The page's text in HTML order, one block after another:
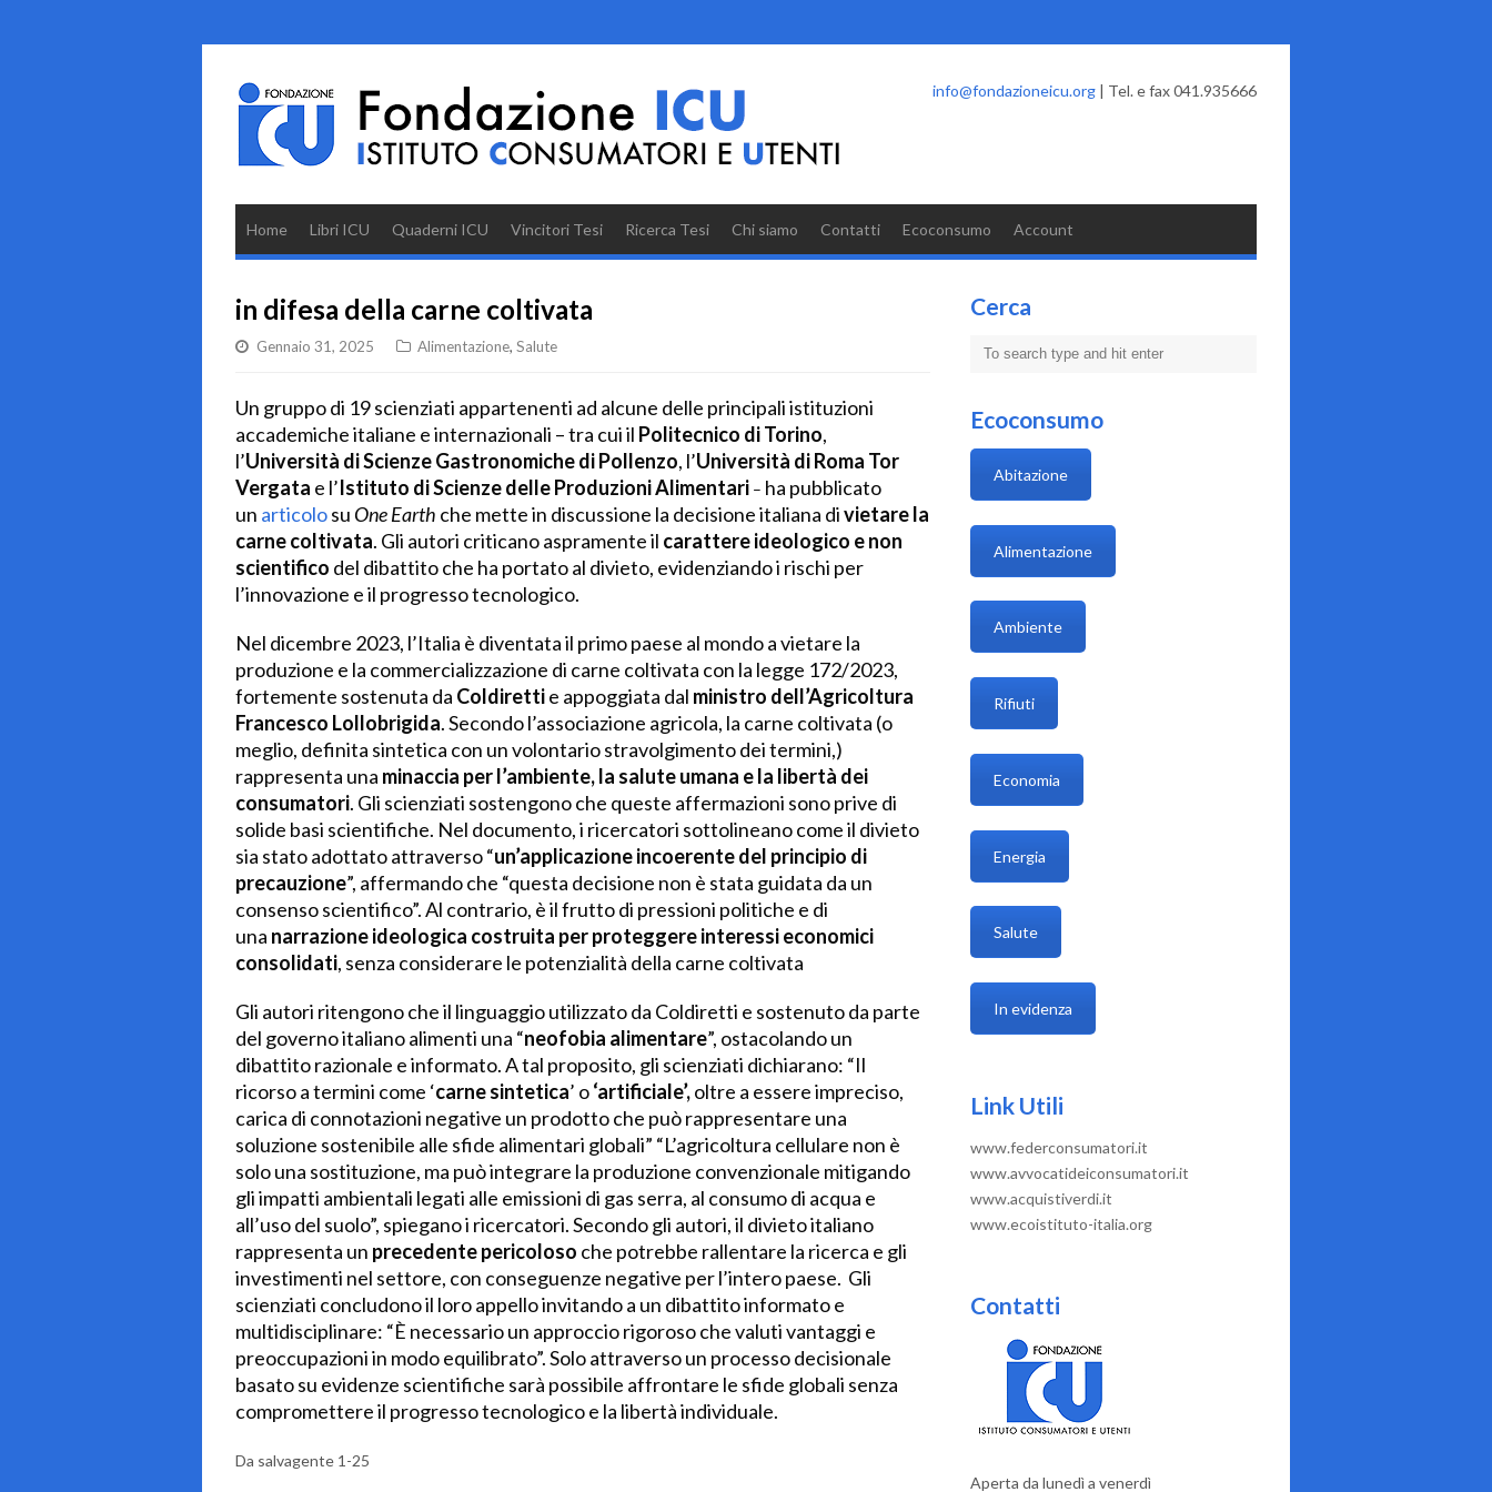
info@fondazioneicu.org | Tel. e fax 041.935666
Home Libri ICU Quaderni ICU Vincitori Tesi Ricerca Tesi Chi siamo Contatti Ecoconsumo Account
in difesa della carne coltivata
Gennaio 31, 2025 Alimentazione, Salute
Un gruppo di 19 scienziati appartenenti ad alcune delle principali istituzioni
accademiche italiane e internazionali – tra cui il Politecnico di Torino,
l’Università di Scienze Gastronomiche di Pollenzo, l’Università di Roma Tor
Vergata e l’Istituto di Scienze delle Produzioni Alimentari – ha pubblicato
un articolosu One Earth che mette in discussione la decisione italiana divietare la
carne coltivata. Gli autori criticano aspramente il carattere ideologico e non
scientifico del dibattito che ha portato al divieto, evidenziando i rischi per
l’innovazione e il progresso tecnologico.
Nel dicembre 2023, l’Italia è diventata il primo paese al mondo a vietare la
produzione e la commercializzazione di carne coltivata con la legge 172/2023,
fortemente sostenuta da Coldirettie appoggiata dal ministro dell’Agricoltura
Francesco Lollobrigida. Secondo l’associazione agricola, la carne coltivata (o
meglio, definita sintetica con un volontario stravolgimento dei termini,)
rappresenta una minaccia per l’ambiente, la salute umana e la libertà dei
consumatori. Gli scienziati sostengono che queste affermazioni sono prive di
solide basi scientifiche. Nel documento, i ricercatori sottolineano come il divieto
sia stato adottato attraverso “un’applicazione incoerente del principio di
precauzione”, affermando che “questa decisione non è stata guidata da un
consenso scientifico”. Al contrario, è il frutto di pressioni politiche e di
una narrazione ideologica costruita per proteggere interessi economici
consolidati, senza considerare le potenzialità della carne coltivata
Gli autori ritengono che il linguaggio utilizzato da Coldiretti e sostenuto da parte
del governo italiano alimenti una “neofobia alimentare”, ostacolando un
dibattito razionale e informato. A tal proposito, gli scienziati dichiarano: “Il
ricorso a termini come ‘carne sintetica’ o‘artificiale’,oltre a essere impreciso,
carica di connotazioni negative un prodotto che può rappresentare una
soluzione sostenibile alle sfide alimentari globali” “L’agricoltura cellulare non è
solo una sostituzione, ma può integrare la produzione convenzionale mitigando
gli impatti ambientali legati alle emissioni di gas serra, al consumo di acqua e
all’uso del suolo”, spiegano i ricercatori. Secondo gli autori, il divieto italiano
rappresenta un precedente pericoloso che potrebbe rallentare la ricerca e gli
investimenti nel settore, con conseguenze negative per l’intero paese. Gli
scienziati concludono il loro appello invitando a un dibattito informato e
multidisciplinare: “È necessario un approccio rigoroso che valuti vantaggi e
preoccupazioni in modo equilibrato”. Solo attraverso un processo decisionale
basato su evidenze scientifiche sarà possibile affrontare le sfide globali senza
compromettere il progresso tecnologico e la libertà individuale.
Da salvagente 1-25
Cerca
Ecoconsumo
Abitazione
Alimentazione
Ambiente
Rifiuti
Economia
Energia
Salute
In evidenza
Link Utili
www.federconsumatori.it
www.avvocatideiconsumatori.it
www.acquistiverdi.it
www.ecoistituto-italia.org
Contatti
Aperta da lunedì a venerdì